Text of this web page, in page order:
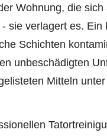
Wohnung, die
sie verlagert es.
Schichten
unbeschädigten
Mitteln